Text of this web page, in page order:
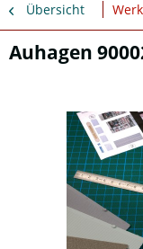
Übersicht
Auhagen